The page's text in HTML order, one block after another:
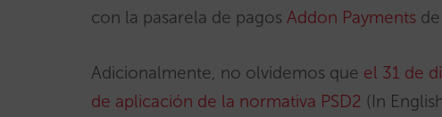
con la pasarela de pagos Addon Payments
Adicionalmente, no olvidemos que el 31 de
de aplicación de la normativa PSD2 (In